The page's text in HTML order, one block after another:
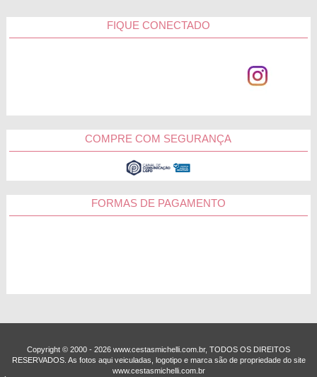
FIQUE CONECTADO
COMPRE COM SEGURANÇA
FORMAS DE PAGAMENTO
Copyright © 2000 - ­2026 www.cestasmichelli.com.br, TODOS OS DIREITOS
RESERVADOS. As fotos aqui veiculadas, logotipo e marca são de propriedade do site
www.cestasmichelli.com.br